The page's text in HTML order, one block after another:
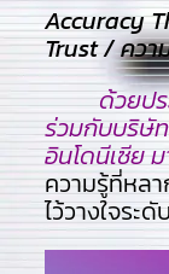
Accuracy
Trust / ควา
ด้วยป
ร่วมกับบริษั
อินโดนีเซีย
ความรู้ที่หล
ไว้วางใจระ